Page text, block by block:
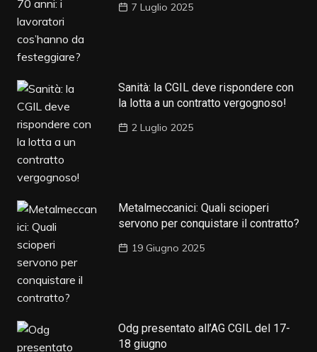
7 Luglio 2025
Sanità: la CGIL deve rispondere con
la lotta a un contratto vergognoso!
2 Luglio 2025
Metalmeccanici: Quali scioperi
servono per conquistare il contratto?
19 Giugno 2025
Odg presentato all’AG CGIL del 17-
18 giugno